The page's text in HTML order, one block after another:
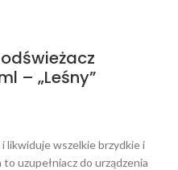
– „Leśny”
likwiduje wszelkie brzydkie i
uzupełniacz do urządzenia